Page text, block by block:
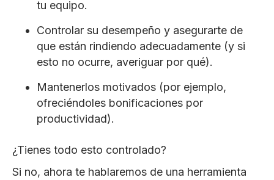
tu equipo.
Controlar su desempeño y asegurarte de
que están rindiendo adecuadamente (y si
esto no ocurre, averiguar por qué).
Mantenerlos motivados (por ejemplo,
ofreciéndoles bonificaciones por
productividad).
¿Tienes todo esto controlado?
Si no, ahora te hablaremos de una herramienta